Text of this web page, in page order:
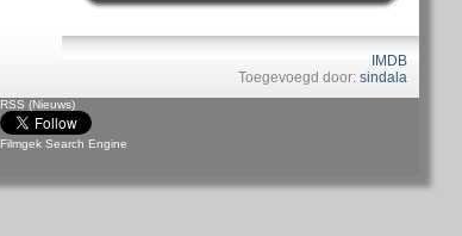
IMDB
Toegevoegd door: sindala
RSS (Nieuws)
Filmgek Search Engine